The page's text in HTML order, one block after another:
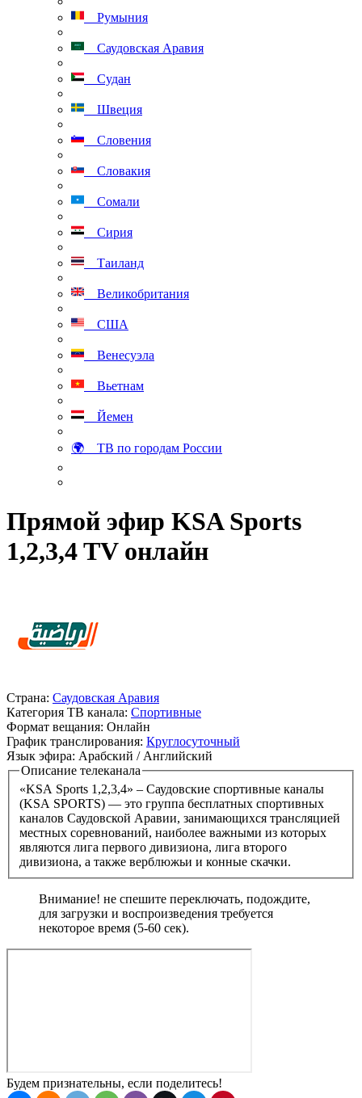
Румыния
Саудовская Аравия
Судан
Швеция
Словения
Словакия
Сомали
Сирия
Таиланд
Великобритания
США
Венесуэла
Вьетнам
Йемен
🌍 ТВ по городам России
Прямой эфир KSA Sports
1,2,3,4 TV онлайн
Страна: Саудовская Аравия
Категория ТВ канала: Спортивные
Формат вещания: Онлайн
График транслирования: Круглосуточный
Язык эфира: Арабский / Английский
Описание телеканала
«KSA Sports 1,2,3,4» – Саудовские спортивные каналы
(KSA SPORTS) — это группа бесплатных спортивных
каналов Саудовской Аравии, занимающихся трансляцией
местных соревнований, наиболее важными из которых
являются лига первого дивизиона, лига второго
дивизиона, а также верблюжьи и конные скачки.
Внимание! не спешите переключать, подождите,
для загрузки и воспроизведения требуется
некоторое время (5-60 сек).
Будем признательны, если поделитесь!